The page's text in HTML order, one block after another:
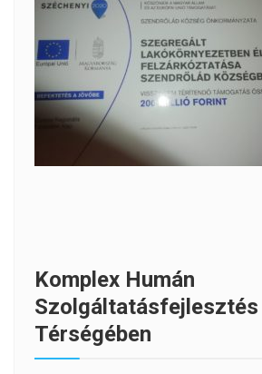
Komplex Humán
Szolgáltatásfejlesztés
Térségében